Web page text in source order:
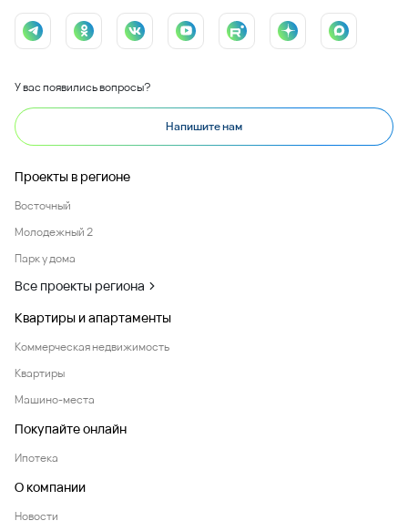
У вас появились вопросы?
Напишите нам
Проекты в регионе
Восточный
Молодежный 2
Парк у дома
Все проекты региона
Квартиры и апартаменты
Коммерческая недвижимость
Квартиры
Машино-места
Покупайте онлайн
Ипотека
О компании
Новости